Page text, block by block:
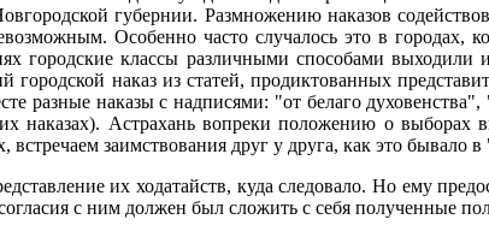
губернии. Размножению наказов
Особенно часто случалось это в городах,
классы различными способами выходили из
наказ из статей, продиктованных
разные наказы с надписями: "от белаго
наказах). Астрахань вопреки положению о
встречаем заимствования друг у друга, как это
их ходатайств, куда следовало. Но ему
с ним должен был сложить с себя полученные